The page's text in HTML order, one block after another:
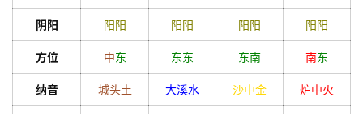
阴阳 阳阳 阳阳 阳阳 阳阳
方位 中东 东东 东南 南东
纳音 城头土 大溪水 沙中金 炉中火